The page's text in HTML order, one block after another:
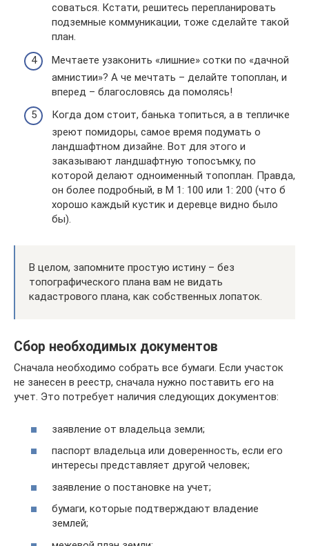
соваться. Кстати, решитесь перепланировать
подземные коммуникации, тоже сделайте такой
план.
Мечтаете узаконить «лишние» сотки по «дачной
амнистии»? А че мечтать – делайте топоплан, и
вперед – благословясь да помолясь!
Когда дом стоит, банька топиться, а в тепличке
зреют помидоры, самое время подумать о
ландшафтном дизайне. Вот для этого и
заказывают ландшафтную топосъмку, по
которой делают одноименный топоплан. Правда,
он более подробный, в М 1: 100 или 1: 200 (что б
хорошо каждый кустик и деревце видно было
бы).
В целом, запомните простую истину – без
топографического плана вам не видать
кадастрового плана, как собственных лопаток.
Сбор необходимых документов
Сначала необходимо собрать все бумаги. Если участок
не занесен в реестр, сначала нужно поставить его на
учет. Это потребует наличия следующих документов:
заявление от владельца земли;
паспорт владельца или доверенность, если его
интересы представляет другой человек;
заявление о постановке на учет;
бумаги, которые подтверждают владение
землей;